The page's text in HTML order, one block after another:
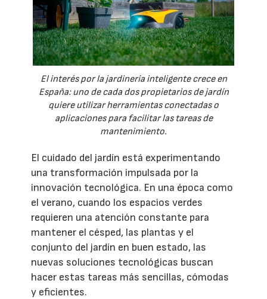
El interés por la jardinería inteligente crece en
España: uno de cada dos propietarios de jardín
quiere utilizar herramientas conectadas o
aplicaciones para facilitar las tareas de
mantenimiento.
El cuidado del jardín está experimentando
una transformación impulsada por la
innovación tecnológica. En una época como
el verano, cuando los espacios verdes
requieren una atención constante para
mantener el césped, las plantas y el
conjunto del jardín en buen estado, las
nuevas soluciones tecnológicas buscan
hacer estas tareas más sencillas, cómodas
y eficientes.